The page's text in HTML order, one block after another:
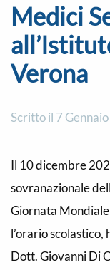
Medici
Verona
Scritto il 7
Il 10 dicembre
sovranazionale
Giornata
l’orario
Dott. Giovanni Di